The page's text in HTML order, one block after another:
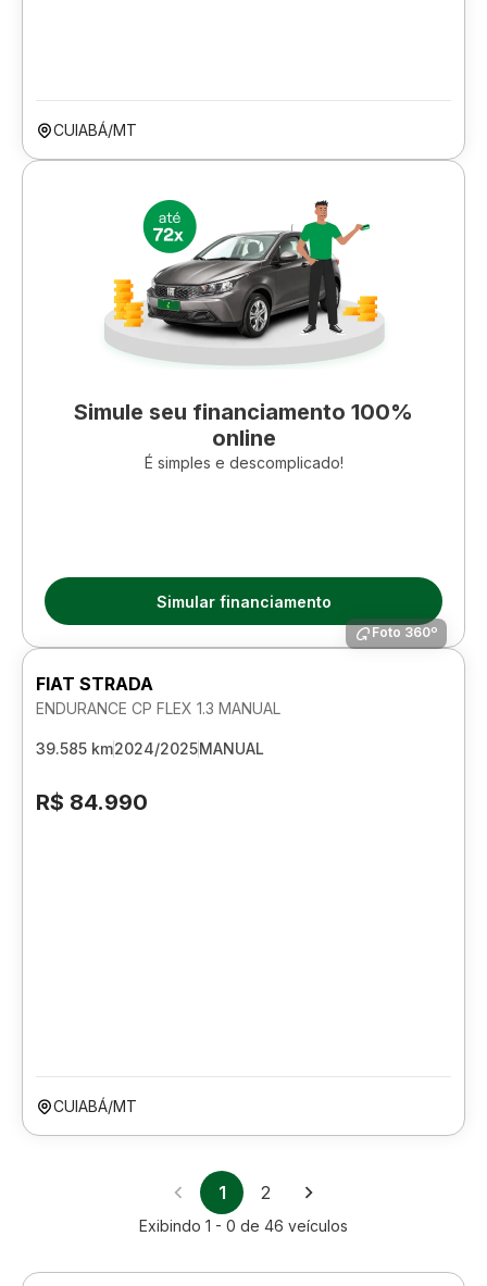
CUIABÁ/MT
Simule seu financiamento 100%
online
É simples e descomplicado!
Simular financiamento
Foto 360º
FIAT STRADA
ENDURANCE CP FLEX 1.3 MANUAL
39.585 km2024/2025MANUAL
R$ 84.990
CUIABÁ/MT
1 2
Exibindo 1 - 0 de 46 veículos